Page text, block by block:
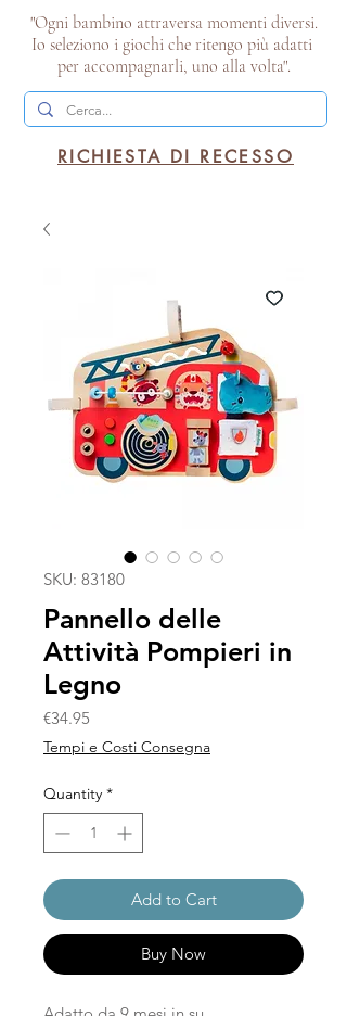
"Ogni bambino attraversa momenti diversi.
Io seleziono i giochi che ritengo più adatti
per accompagnarli, uno alla volta".
RICHIESTA DI RECESSO
SKU: 83180
Pannello delle
Attività Pompieri in
Legno
€34.95
Tempi e Costi Consegna
Quantity *
Add to Cart
Buy Now